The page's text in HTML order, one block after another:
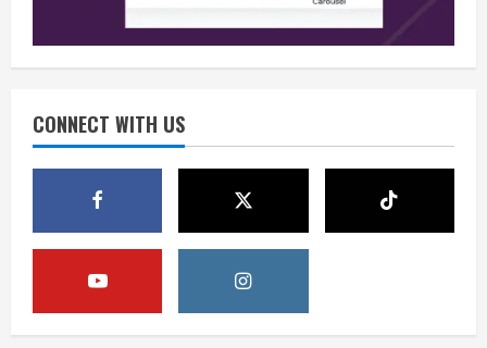
CONNECT WITH US
3
Perang Algoritma AI Makin Kompleks,
Digital
Pemerintah Perkuat Ekosistem Media
Digital Nasional Hadapi Perang
Algoritma AI
August 6, 2026
Opini